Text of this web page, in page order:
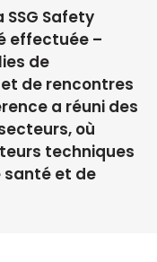
Safety
effectuée –
de
de rencontres
a réuni des
où
techniques
santé et de